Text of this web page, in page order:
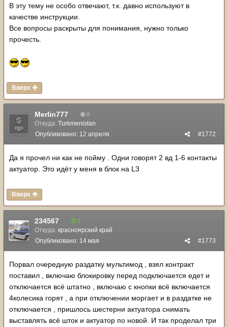
В эту тему не особо отвечают, т.к. давно используют в
качестве инструкции.
Все вопросы раскрыты для понимания, нужно только
прочесть.
Вверх
Merlin777 0
Откуда: Turkmenistan
#1772
Опубликовано: 12 апреля
Да я прочел ни как не пойму . Одни говорят 2 вд 1-6 контакты
актуатор. Это идёт у меня в блок на L3
Вверх
234567 2
Откуда: красноярский край
#1773
Опубликовано: 14 мая
Порвал очередную раздатку мультимод , взял контракт
поставил , включаю блокировку перед подключается едет и
отключается всё штатно , включаю с кнопки всё включается
4колесика горят , а при отключении моргает и в раздатке не
отключается , пришлось шестерни актуатора снимать
выставлять всё шток и актуатор по новой. И так проделал три